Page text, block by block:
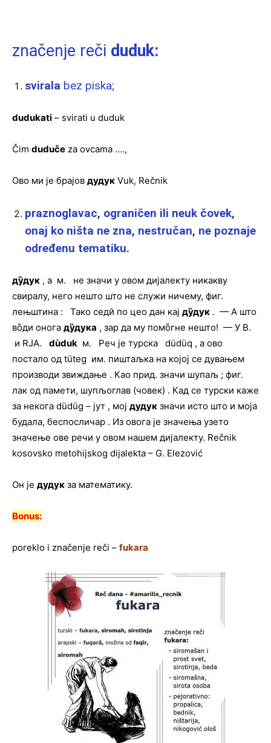
značenje reči duduk:
svirala bez piska;
dudukati – svirati u duduk
Čim duduče za ovcama ….,
Ово ми је брајов дудук Vuk, Rečnik
praznoglavac, ograničen ili neuk čovek,
onaj ko ništa ne zna, nestručan, ne poznaje
određenu tematiku.
ду̏дук , а м. не значи у овом дијалекту никакву
свиралу, него нешто што не служи ничему, фиг.
лењштина : Тако седи̑ по цео дан кај ду̏дук . — А што
во̏ди онога ду̏дука , зар да му помо̏гне нешто! — У В.
и RJA. dùduk м. Реч је турска düdüq , а ово
постало од tüteg им. пиштаљка на којој се дувањем
производи звиждање . Као прид. значи шупаљ ; фиг.
лак од памети, шупљоглав (човек) . Кад се турски каже
за некога düdüg – јут , мој дудук значи исто што и моја
будала, беспосличар . Из овога је значења узето
значење ове речи у овом нашем дијалекту. Rečnik
kosovsko metohijskog dijalekta – G. Elezović
Он је дудук за математику.
Bonus:
poreklo i značenje reči – fukara